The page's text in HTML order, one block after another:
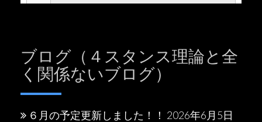
ブログ（４スタンス理論と全
く関係ないブログ）
６月の予定更新しました！！ 2026年6月5日